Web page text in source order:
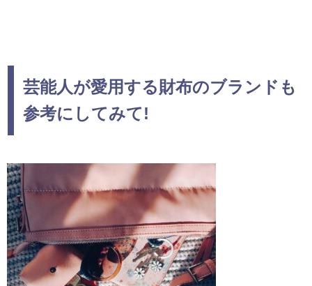
芸能人が愛用する財布のブランドも
参考にしてみて!